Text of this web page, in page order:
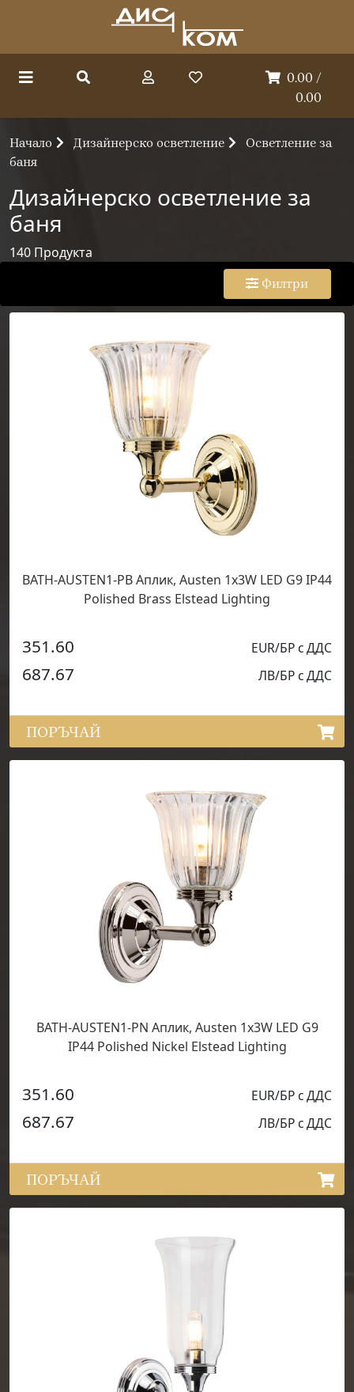
0.00 /
0.00
Начало Дизайнерско осветление
Осветление за
баня
Дизайнерско осветление за
баня
140 Продукта
Филтри
BATH-AUSTEN1-PB Аплик, Austen 1x3W LED G9 IP44
Polished Brass Elstead Lighting
351.60 EUR/БР с ДДС
687.67 ЛВ/БР с ДДС
ПОРЪЧАЙ
BATH-AUSTEN1-PN Аплик, Austen 1x3W LED G9
IP44 Polished Nickel Elstead Lighting
351.60 EUR/БР с ДДС
687.67 ЛВ/БР с ДДС
ПОРЪЧАЙ